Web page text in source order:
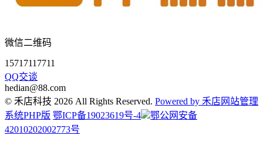
微信二维码
15717117711
QQ交谈
hedian@88.com
© 禾店科技 2026 All Rights Reserved. Powered by 禾店网站管理
系统PHP版 鄂ICP备19023619号-4
鄂公网安备
42010202002773号